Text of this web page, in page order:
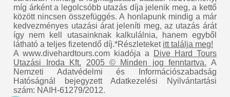
míg árként a legolcsóbb utazás díja jelenik meg, a kettő
között nincsen összefüggés. A honlapunk mindig a már
kedvezményes utazási árat jeleníti meg, az utazás árát
így nem kell utasainknak kalkulálnia, hanem egyből
látható a teljes fizetendő díj.*Részleteket itt találja meg!
A www.divehardtours.com kiadója a Dive Hard Tours
Utazási Iroda Kft.
2005 © Minden jog fenntartva. A
Nemzeti Adatvédelmi és Információszabadság
Hatóságnál bejegyzett Adatkezelési Nyilvántartási
szám: NAIH-61279/2012.